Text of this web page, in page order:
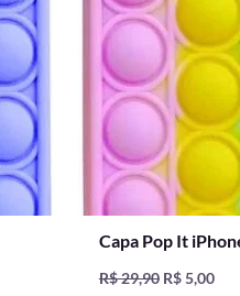
Capa Pop It
R$29,90 R$5,00